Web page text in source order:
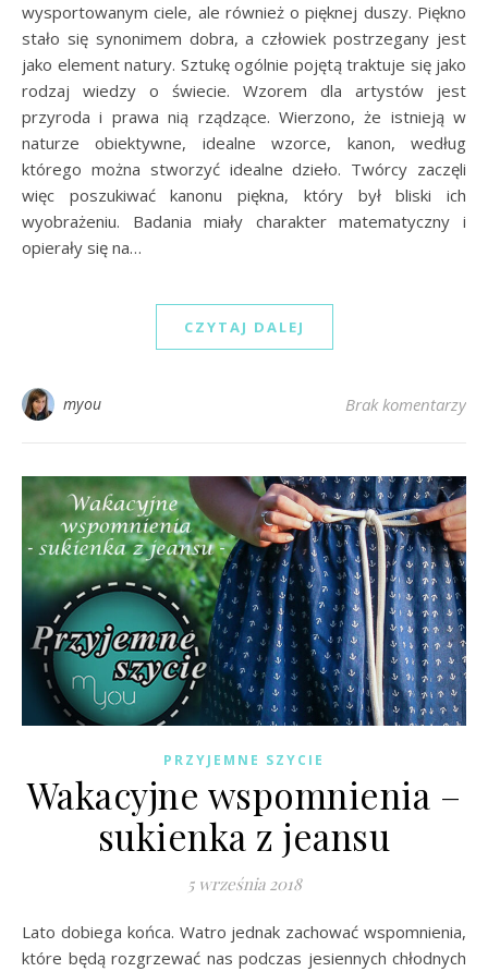
wysportowanym ciele, ale również o pięknej duszy. Piękno
stało się synonimem dobra, a człowiek postrzegany jest
jako element natury. Sztukę ogólnie pojętą traktuje się jako
rodzaj wiedzy o świecie. Wzorem dla artystów jest
przyroda i prawa nią rządzące. Wierzono, że istnieją w
naturze obiektywne, idealne wzorce, kanon, według
którego można stworzyć idealne dzieło. Twórcy zaczęli
więc poszukiwać kanonu piękna, który był bliski ich
wyobrażeniu. Badania miały charakter matematyczny i
opierały się na…
CZYTAJ DALEJ
myou Brak komentarzy
PRZYJEMNE SZYCIE
Wakacyjne wspomnienia –
sukienka z jeansu
5 września 2018
Lato dobiega końca. Watro jednak zachować wspomnienia,
które będą rozgrzewać nas podczas jesiennych chłodnych